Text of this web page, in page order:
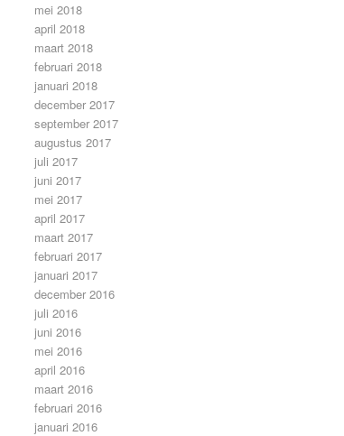
mei 2018
april 2018
maart 2018
februari 2018
januari 2018
december 2017
september 2017
augustus 2017
juli 2017
juni 2017
mei 2017
april 2017
maart 2017
februari 2017
januari 2017
december 2016
juli 2016
juni 2016
mei 2016
april 2016
maart 2016
februari 2016
januari 2016